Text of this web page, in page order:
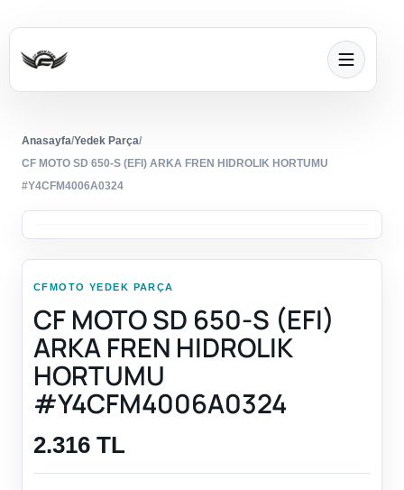
Anasayfa/Yedek Parça/
CF MOTO SD 650-S (EFI) ARKA FREN HIDROLIK HORTUMU
#Y4CFM4006A0324
CFMOTO YEDEK PARÇA
CF MOTO SD 650-S (EFI)
ARKA FREN HIDROLIK
HORTUMU
#Y4CFM4006A0324
2.316 TL